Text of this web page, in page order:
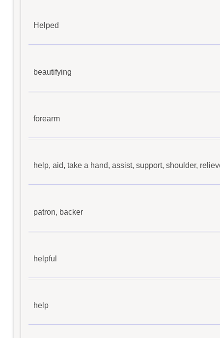
Helped
beautifying
forearm
help, aid, take a hand, assist, support, shoulder,
patron, backer
helpful
help